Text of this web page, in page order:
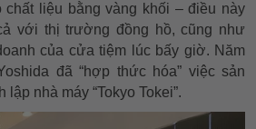
chất liệu bằng vàng khối – điều này
với thị trường đồng hồ, cũng như
của cửa tiệm lúc bấy giờ. Năm
đã “hợp thức hóa” việc sản
nhà máy “Tokyo Tokei”.